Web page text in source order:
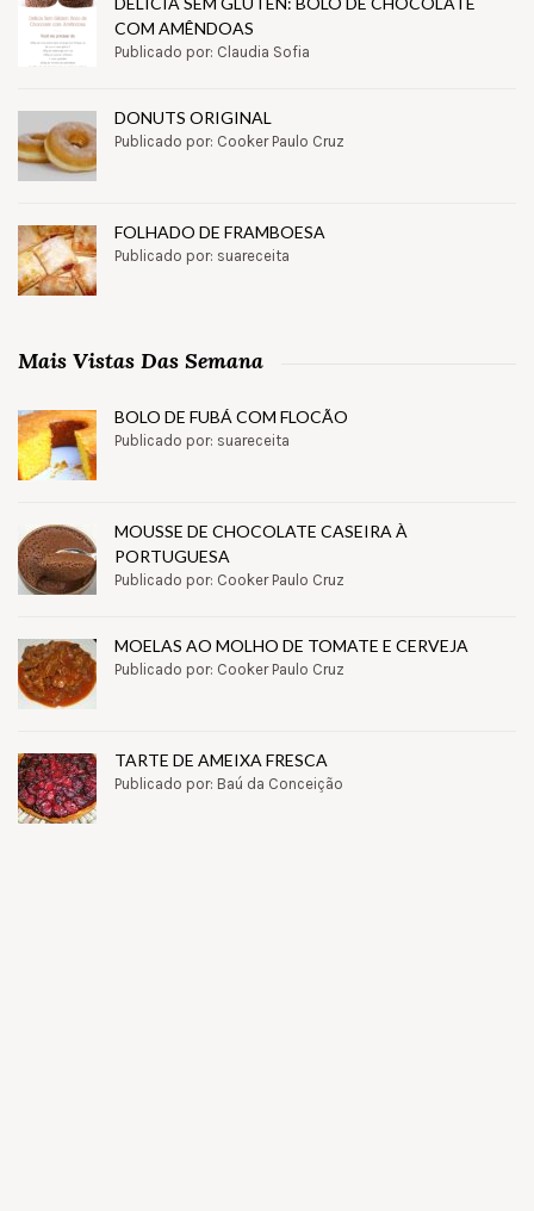
COM AMÊNDOAS
Publicado por: Claudia Sofia
DONUTS ORIGINAL
Publicado por: Cooker Paulo Cruz
FOLHADO DE FRAMBOESA
Publicado por: suareceita
Mais Vistas Das Semana
BOLO DE FUBÁ COM FLOCÃO
Publicado por: suareceita
MOUSSE DE CHOCOLATE CASEIRA À
PORTUGUESA
Publicado por: Cooker Paulo Cruz
MOELAS AO MOLHO DE TOMATE E CERVEJA
Publicado por: Cooker Paulo Cruz
TARTE DE AMEIXA FRESCA
Publicado por: Baú da Conceição